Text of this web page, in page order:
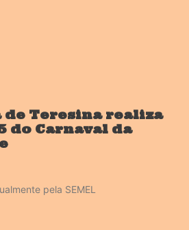
Teresina realiza
do Carnaval da
pela SEMEL